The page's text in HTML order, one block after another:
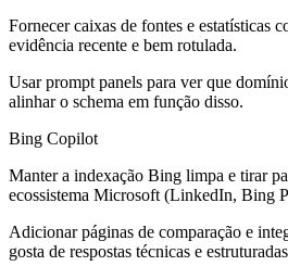
Fornecer caixas de fontes e estatísticas
evidência recente e bem rotulada.
Usar prompt panels para ver que
alinhar o schema em função disso.
Bing Copilot
Manter a indexação Bing limpa e tirar
ecossistema Microsoft (LinkedIn, Bing
Adicionar páginas de comparação e
gosta de respostas técnicas e